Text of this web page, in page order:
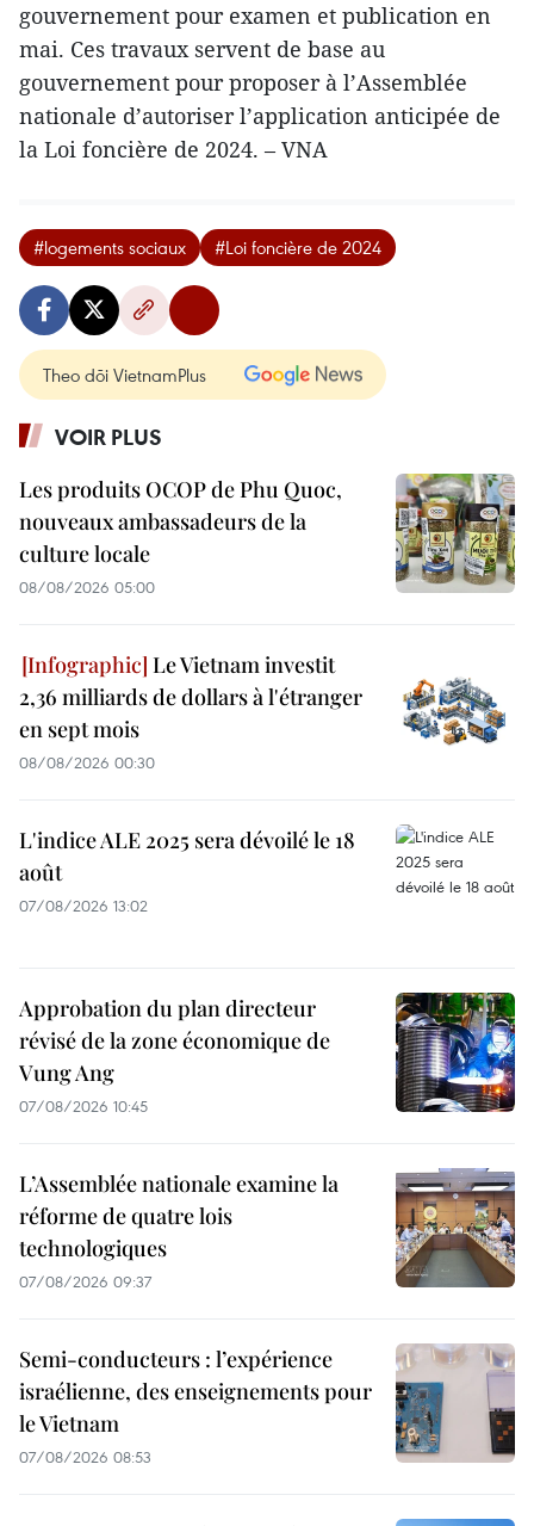
gouvernement pour examen et publication en
mai. Ces travaux servent de base au
gouvernement pour proposer à l’Assemblée
nationale d’autoriser l’application anticipée de
la Loi foncière de 2024. – VNA
#logements sociaux #Loi foncière de 2024
Theo dõi VietnamPlus
VOIR PLUS
Les produits OCOP de Phu Quoc,
nouveaux ambassadeurs de la
culture locale
08/08/2026 05:00
Le Vietnam investit
2,36 milliards de dollars à l'étranger
en sept mois
08/08/2026 00:30
L'indice ALE 2025 sera dévoilé le 18
août
07/08/2026 13:02
Approbation du plan directeur
révisé de la zone économique de
Vung Ang
07/08/2026 10:45
L’Assemblée nationale examine la
réforme de quatre lois
technologiques
07/08/2026 09:37
Semi-conducteurs : l’expérience
israélienne, des enseignements pour
le Vietnam
07/08/2026 08:53